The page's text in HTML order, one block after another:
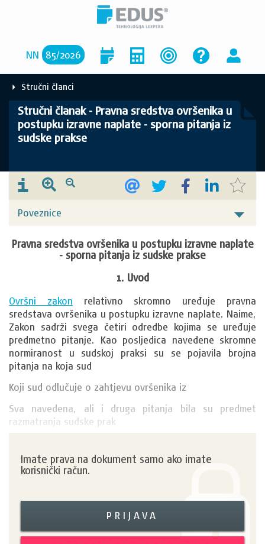
NN 85/2026
Stručni članci
Stručni članak - Pravna sredstva ovršenika u
postupku izravne naplate - sporna pitanja iz
sudske prakse
Poveznice
Pravna sredstva ovršenika u postupku izravne naplate
- sporna pitanja iz sudske prakse
1. Uvod
Ovršni zakon relativno skromno uređuje pravna
sredstava ovršenika u postupku izravne naplate. Naime,
Zakon sadrži svega četiri odredbe kojima se uređuje
predmetno pitanje. Kao posljedica navedene skromne
normiranost u sudskoj praksi su se pojavila brojna
pitanja na koja sud
Koji sud odlučuje o zahtjevu ovršenika iz
Sva navedena, ali i druga pitanja bila su predmet
razmatranja sudske prak
Imate prava na dokument samo ako imate
korisnički račun.
PRIJAVA